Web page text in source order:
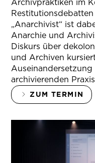
Archivpraktiken im
„Anarchivist“ ist
Anarchie und
Diskurs über
und Archiven
archivierenden
ZUM TERMIN